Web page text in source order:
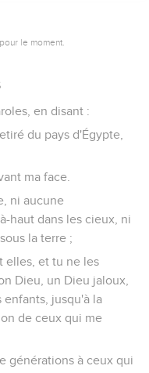
le moment.
en disant :
du pays d'Égypte,
ma face.
ni aucune
haut dans les cieux, ni
la terre ;
elles, et tu ne les
Dieu, un Dieu jaloux,
jusqu'à la
de ceux qui me
générations à ceux qui